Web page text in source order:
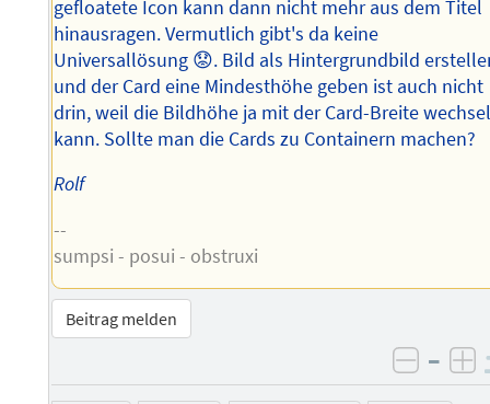
gefloatete Icon kann dann nicht mehr aus dem Titel
hinausragen. Vermutlich gibt's da keine
Universallösung 😟. Bild als Hintergrundbild
und der Card eine Mindesthöhe geben ist auch nicht
drin, weil die Bildhöhe ja mit der Card-Breite
kann. Sollte man die Cards zu Containern machen?
Rolf
--
sumpsi - posui - obstruxi
Beitrag melden
–